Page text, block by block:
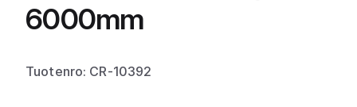
6000mm
Tuotenro: CR-10392